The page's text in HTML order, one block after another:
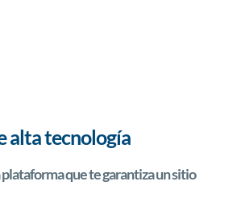
alta tecnología
que te garantiza un sitio